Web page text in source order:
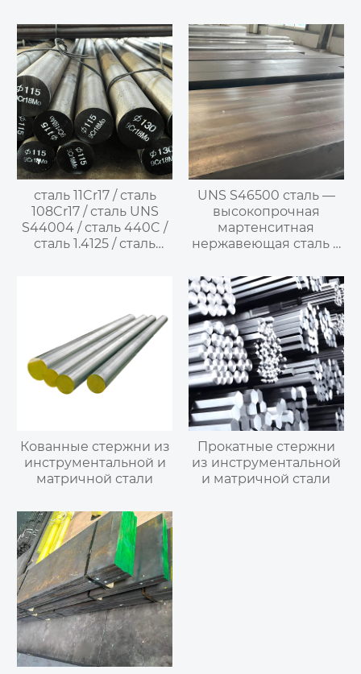
сталь 11Cr17 / сталь
108Cr17 / сталь UNS
S44004 / сталь 440C /
сталь 1.4125 / сталь
UNS S46500 сталь —
высокопрочная
мартенситная
нержавеющая сталь с
твердением
Кованные стержни из
инструментальной и
матричной стали
Прокатные стержни
из инструментальной
и матричной стали